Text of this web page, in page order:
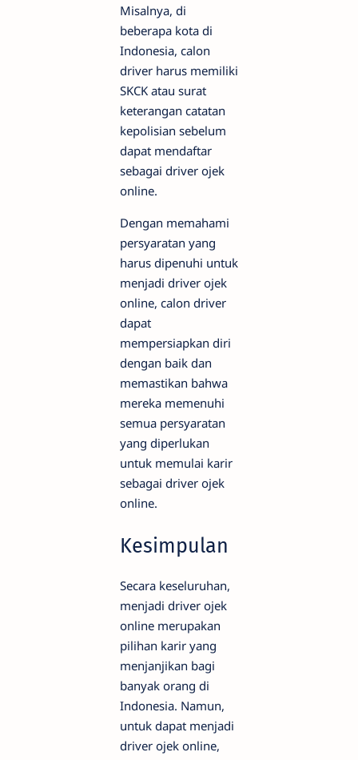
Misalnya, di
beberapa kota di
Indonesia, calon
driver harus memiliki
SKCK atau surat
keterangan catatan
kepolisian sebelum
dapat mendaftar
sebagai driver ojek
online.
Dengan memahami
persyaratan yang
harus dipenuhi untuk
menjadi driver ojek
online, calon driver
dapat
mempersiapkan diri
dengan baik dan
memastikan bahwa
mereka memenuhi
semua persyaratan
yang diperlukan
untuk memulai karir
sebagai driver ojek
online.
Kesimpulan
Secara keseluruhan,
menjadi driver ojek
online merupakan
pilihan karir yang
menjanjikan bagi
banyak orang di
Indonesia. Namun,
untuk dapat menjadi
driver ojek online,